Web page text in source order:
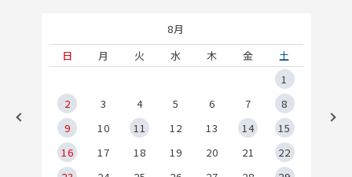
8月
日
月 火 水 木 金
土
1
2
3 4 5 6 7
8
9
10 11 12 13 14
15
16
17 18 19 20 21
22